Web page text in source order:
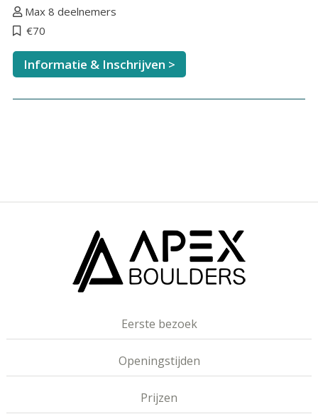
Max 8 deelnemers
€70
Informatie & Inschrijven >
Eerste bezoek
Openingstijden
Prijzen